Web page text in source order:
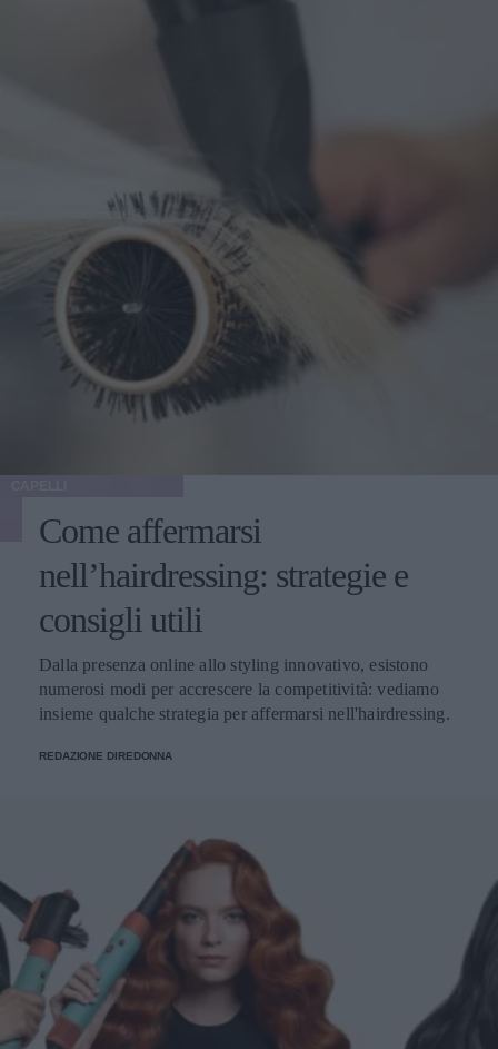
Come affermarsi
nell’hairdressing: strategie e
consigli utili
Dalla presenza online allo styling innovativo, esistono
numerosi modi per accrescere la competitività: vediamo
insieme qualche strategia per affermarsi nell'hairdressing.
REDAZIONE DIREDONNA